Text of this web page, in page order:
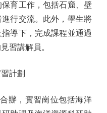
育工作，包括石窟、壁
行交流。此外，學生將
導下，完成課程並通過
習講解員。
計劃
，實習崗位包括海洋